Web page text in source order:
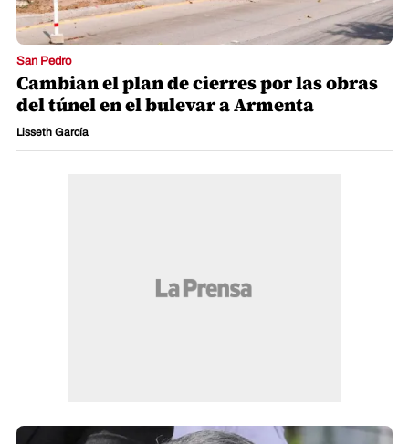
San Pedro
Cambian el plan de cierres por las obras
del túnel en el bulevar a Armenta
Lisseth García